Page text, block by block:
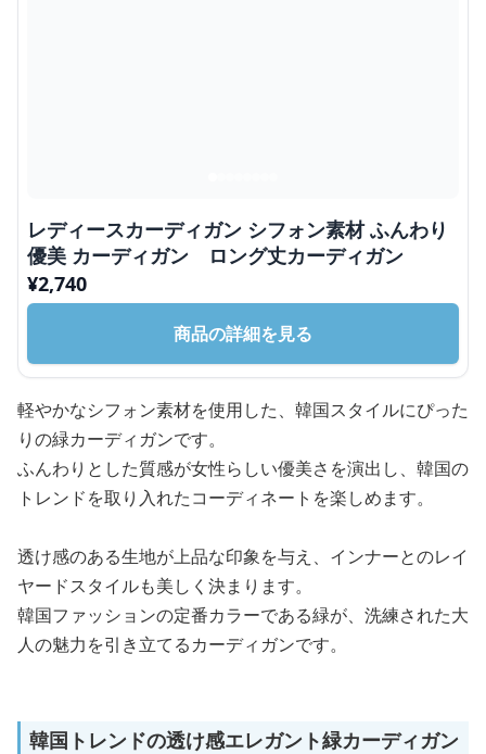
レディースカーディガン シフォン素材 ふんわり
優美 カーディガン ロング丈カーディガン
¥2,740
商品の詳細を見る
軽やかなシフォン素材を使用した、韓国スタイルにぴった
りの緑カーディガンです。
ふんわりとした質感が女性らしい優美さを演出し、韓国の
トレンドを取り入れたコーディネートを楽しめます。
透け感のある生地が上品な印象を与え、インナーとのレイ
ヤードスタイルも美しく決まります。
韓国ファッションの定番カラーである緑が、洗練された大
人の魅力を引き立てるカーディガンです。
韓国トレンドの透け感エレガント緑カーディガン